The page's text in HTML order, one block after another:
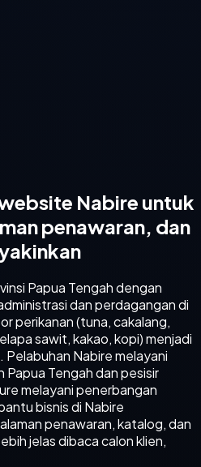
Nabire untuk
penawaran, dan
Papua Tengah dengan
dan perdagangan di
perikanan (tuna, cakalang,
sawit, kakao, kopi) menjadi
Nabire melayani
Papua Tengah dan pesisir
melayani penerbangan
bisnis di Nabire
penawaran, katalog, dan
jelas dibaca calon klien,